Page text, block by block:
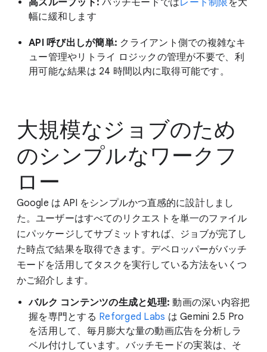
幅に緩和します
API 呼び出しが簡単: クライアント側での複雑なキ
ュー管理やリトライ ロジックの管理が不要で、利
用可能な結果は 24 時間以内に取得可能です。
大規模なジョブのため
のシンプルなワークフ
ロー
Google は API をシンプルかつ直感的に設計しまし
た。ユーザーはすべてのリクエストを単一のファイル
にパッケージしてサブミットすれば、ジョブが完了し
た時点で結果を取得できます。デベロッパーがバッチ
モードを活用してタスクを実行している方法をいくつ
かご紹介します。
バルク コンテンツの生成と処理: 動画の深い内容把
握を専門とする Reforged Labs は Gemini 2.5 Pro
を活用して、毎月膨大な量の動画広告を分析しラ
ベル付けしています。バッチモードの実装は、そ